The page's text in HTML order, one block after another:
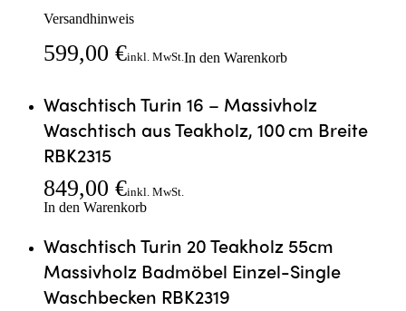
Versandhinweis
599,00 €inkl. MwSt.In den Warenkorb
Waschtisch Turin 16 – Massivholz
Waschtisch aus Teakholz, 100 cm Breite
RBK2315
849,00 €inkl. MwSt.
In den Warenkorb
Waschtisch Turin 20 Teakholz 55cm
Massivholz Badmöbel Einzel-Single
Waschbecken RBK2319